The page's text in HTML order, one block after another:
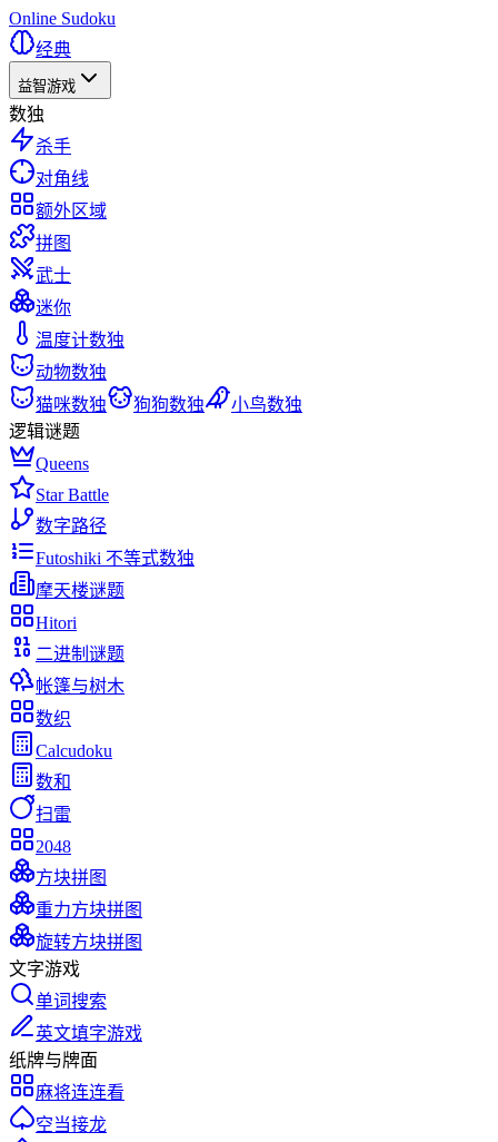
Online Sudoku
经典
益智游戏
数独
杀手
对角线
额外区域
拼图
武士
迷你
温度计数独
动物数独
猫咪数独
狗狗数独
小鸟数独
逻辑谜题
Queens
Star Battle
数字路径
Futoshiki 不等式数独
摩天楼谜题
Hitori
二进制谜题
帐篷与树木
数织
Calcudoku
数和
扫雷
2048
方块拼图
重力方块拼图
旋转方块拼图
文字游戏
单词搜索
英文填字游戏
纸牌与牌面
麻将连连看
空当接龙